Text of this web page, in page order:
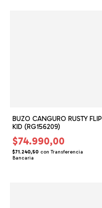
BUZO CANGURO RUSTY FLIP
KID (RG156209)
$74.990,00
$71.240,50 con Transferencia
Bancaria